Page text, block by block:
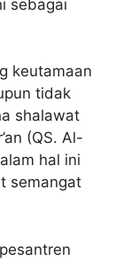
sebagai
keutamaan
shalawat
(QS. Al-
hal ini
semangat